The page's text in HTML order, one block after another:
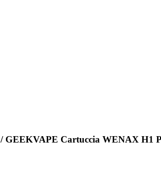
/ GEEKVAPE Cartuccia WENAX H1